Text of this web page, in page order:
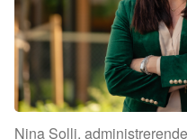
Nina Solli,